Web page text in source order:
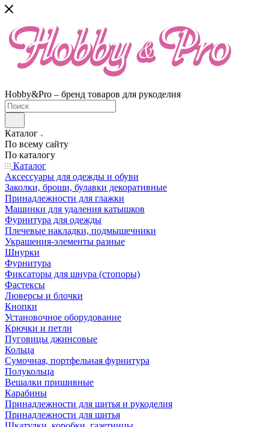
Hobby&Pro – бренд товаров для рукоделия
Каталог
По всему сайту
По каталогу
Каталог
Аксессуары для одежды и обуви
Заколки, броши, булавки декоративные
Принадлежности для глажки
Машинки для удаления катышков
Фурнитура для одежды
Плечевые накладки, подмышечники
Украшения-элементы разные
Шнурки
Фурнитура
Фиксаторы для шнура (стопоры)
Фастексы
Люверсы и блочки
Кнопки
Установочное оборудование
Крючки и петли
Пуговицы джинсовые
Кольца
Сумочная, портфельная фурнитура
Полукольца
Вешалки пришивные
Карабины
Принадлежности для шитья и рукоделия
Принадлежности для шитья